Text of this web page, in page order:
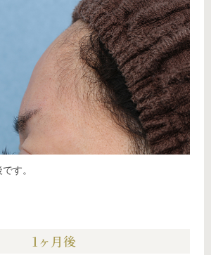
す。
1ヶ月後